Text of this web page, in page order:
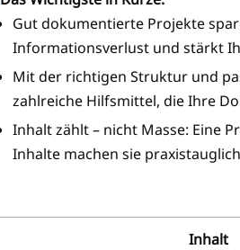
Gut dokumentierte Projekte
Informationsverlust und stärkt
Mit der richtigen Struktur und
zahlreiche Hilfsmittel, die Ihre
Inhalt zählt – nicht Masse: Eine
Inhalte machen sie
Inhalt